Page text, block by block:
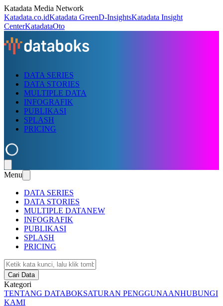
Katadata Media Network
Katadata.co.idKatadata GreenD-InsightsKatadata Insight
CenterKatadataOto
DATA SERIES
DATA STORIES
MULTIPLE DATA
INFOGRAFIK
PUBLIKASI
SPLASH
PRICING
Menu
DATA SERIES
DATA STORIES
MULTIPLE DATANEW
INFOGRAFIK
PUBLIKASI
SPLASH
PRICING
Cari Data
Kategori
TENTANG DATABOKSATURAN PENGGUNAANHUBUNGI
KAMI